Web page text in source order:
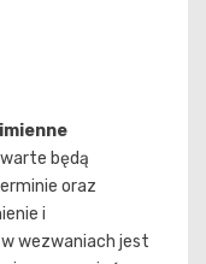
imienne
będą
oraz
i
wezwaniach jest